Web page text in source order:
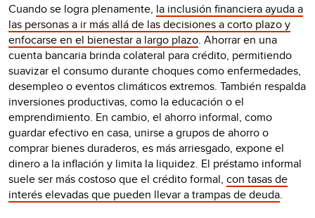
Cuando se logra plenamente, la inclusión financiera ayuda a
las personas a ir más allá de las decisiones a corto plazo y
enfocarse en el bienestar a largo plazo. Ahorrar en una
cuenta bancaria brinda colateral para crédito, permitiendo
suavizar el consumo durante choques como enfermedades,
desempleo o eventos climáticos extremos. También respalda
inversiones productivas, como la educación o el
emprendimiento. En cambio, el ahorro informal, como
guardar efectivo en casa, unirse a grupos de ahorro o
comprar bienes duraderos, es más arriesgado, expone el
dinero a la inflación y limita la liquidez. El préstamo informal
suele ser más costoso que el crédito formal, con tasas de
interés elevadas que pueden llevar a trampas de deuda.